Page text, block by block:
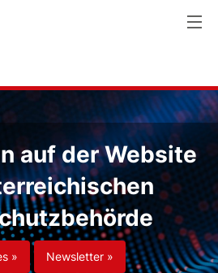
auf der Website
» Newsletter »